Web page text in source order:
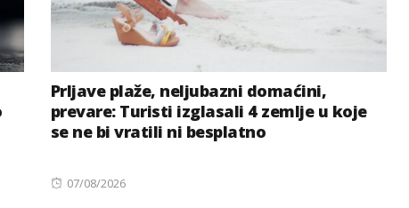
Prljave plaže, neljubazni domaćini,
prevare: Turisti izglasali 4 zemlje u koje
se ne bi vratili ni besplatno
Posted
07/08/2026